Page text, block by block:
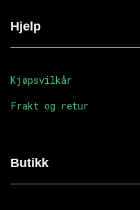
Hjelp
Kjøpsvilkår
Frakt og retur
Butikk